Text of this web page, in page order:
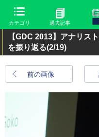
カテゴリ 過去記事
【GDC 2013】アナリス
を振り返る(2/19)
前の画像